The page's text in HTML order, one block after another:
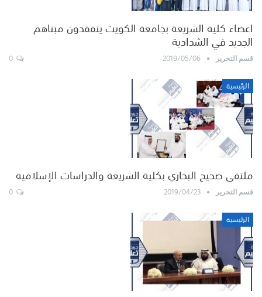
اعضاء كلية الشريعة بجامعة الكويت يتفقدون مبناهم
الجديد في الشدادية
قسم التحرير 2019/05/06
الرئيسية
ملتقى صحيح البخاري بكلية الشريعة والدراسات الإسلامية
قسم التحرير 2019/04/23
الرئيسية